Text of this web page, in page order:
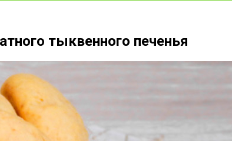
тыквенного печенья